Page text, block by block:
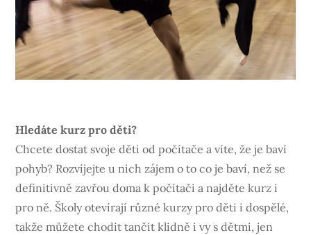
Hledáte kurz pro děti?
Chcete dostat svoje děti od počítače a víte, že je baví
pohyb? Rozvíjejte u nich zájem o to co je baví, než se
definitivně zavřou doma k počítači a najděte kurz i
pro ně. Školy otevírají různé kurzy pro děti i dospělé,
takže můžete chodit tančit klidně i vy s dětmi, jen